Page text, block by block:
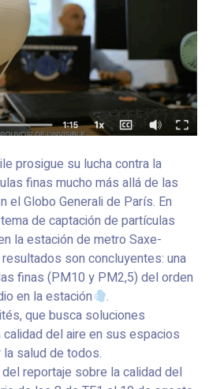
prosigue su lucha contra la
finas mucho más allá de las
el Globo Generali de París. En
de captación de partículas
la estación de metro Saxe-
son concluyentes: una
finas (PM10 y PM2,5) del orden
en la estación
.
que busca soluciones
del aire en sus espacios
salud de todos.
reportaje sobre la calidad del